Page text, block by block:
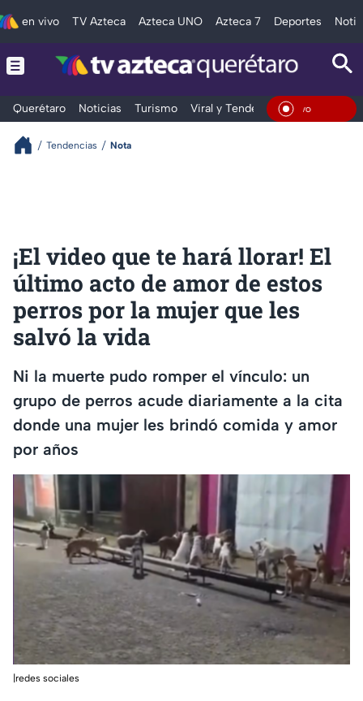
en vivo TV Azteca Azteca UNO Azteca 7 Deportes
Querétaro Noticias Turismo Viral y Tendencia Clima En
Tendencias Nota
¡El video que te hará llorar! El
último acto de amor de estos
perros por la mujer que les
salvó la vida
Ni la muerte pudo romper el vínculo: un
grupo de perros acude diariamente a la cita
donde una mujer les brindó comida y amor
por años
|redes sociales